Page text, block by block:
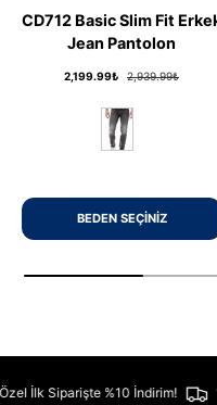
CD712 Basic Slim Fit
Jean Pantolon
Fiyat
2,199.99₺ Fiyat
2,939.99₺
BEDEN SEÇINIZ
Özel İlk Siparişte %10 İndirim!